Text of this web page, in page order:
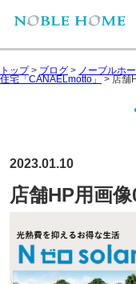
トップ> ブログ > ノーブルホ
住宅「CANAELmotto」 > 店舗
2023.01.10
店舗HP用画像